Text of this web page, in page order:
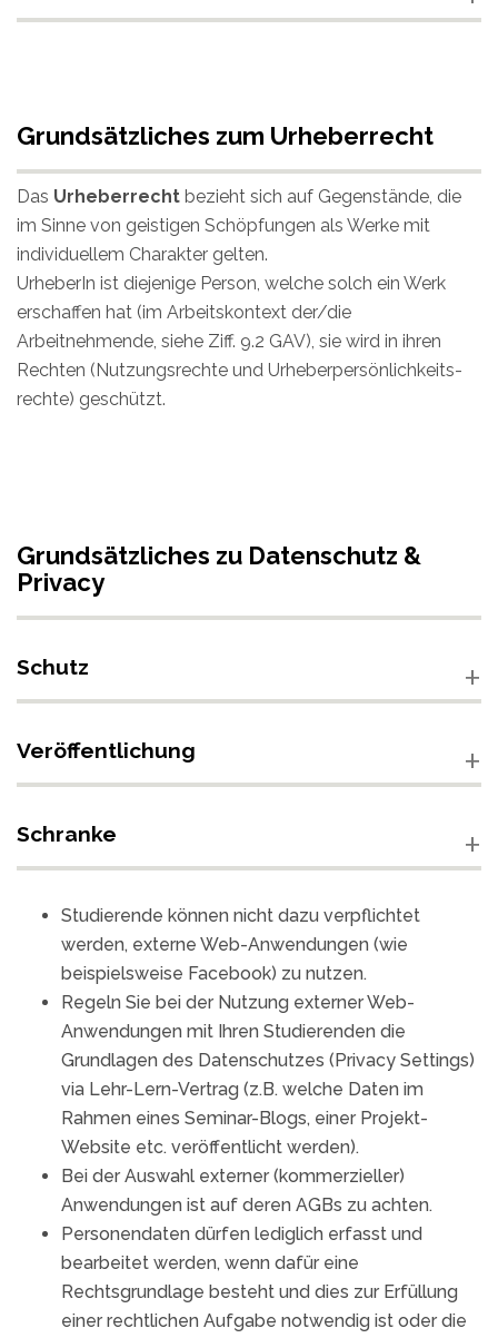
Grundsätzliches zum Urheberrecht
Das Urheberrecht bezieht sich auf Gegenstände, die
im Sinne von geistigen Schöpfungen als Werke mit
individuellem Charakter gelten.
UrheberIn ist diejenige Person, welche solch ein Werk
erschaffen hat (im Arbeitskontext der/die
Arbeitnehmende, siehe Ziff. 9.2 GAV), sie wird in ihren
Rechten (Nutzungsrechte und Urheberpersönlichkeits-
rechte) geschützt.
Grundsätzliches zu Datenschutz &
Privacy
Schutz
Veröffentlichung
Schranke
Studierende können nicht dazu verpflichtet
werden, externe Web-Anwendungen (wie
beispielsweise Facebook) zu nutzen.
Regeln Sie bei der Nutzung externer Web-
Anwendungen mit Ihren Studierenden die
Grundlagen des Datenschutzes (Privacy Settings)
via Lehr-Lern-Vertrag (z.B. welche Daten im
Rahmen eines Seminar-Blogs, einer Projekt-
Website etc. veröffentlicht werden).
Bei der Auswahl externer (kommerzieller)
Anwendungen ist auf deren AGBs zu achten.
Personendaten dürfen lediglich erfasst und
bearbeitet werden, wenn dafür eine
Rechtsgrundlage besteht und dies zur Erfüllung
einer rechtlichen Aufgabe notwendig ist oder die